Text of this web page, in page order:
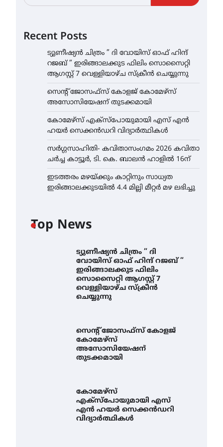
Recent Posts
ട്യുണീഷ്യൻ ചിത്രം ” ദി വോയിസ് ഓഫ് ഹിന്ദ്
റജബ് ” ഇരിങ്ങാലക്കുട ഫിലിം സൊസൈറ്റി
ആഗസ്റ്റ് 7 വെള്ളിയാഴ്ച സ്‌ക്രീൻ ചെയ്യുന്നു
സെന്റ് ജോസഫ്സ് കോളജ് കോമേഴ്‌സ്
അസോസിയേഷന് തുടക്കമായി
കോമേഴ്സ് എക്സ്പോയുമായി എസ് എൻ
ഹയർ സെക്കൻഡറി വിദ്യാർത്ഥികൾ
സർഗ്ഗസാഹിതി- കവിതാസംഗമം 2026 കവിതാ
ചർച്ച കാട്ടൂർ, ടി. കെ. ബാലൻ ഹാളിൽ 16ന്
ഇടത്തരം മഴയ്ക്കും കാറ്റിനും സാധ്യത
ഇരിങ്ങാലക്കുടയിൽ 4.4 മില്ലി മീറ്റർ മഴ ലഭിച്ചു
Top News
ട്യുണീഷ്യൻ ചിത്രം ” ദി
വോയിസ് ഓഫ് ഹിന്ദ് റജബ് ”
ഇരിങ്ങാലക്കുട ഫിലിം
സൊസൈറ്റി ആഗസ്റ്റ് 7
വെള്ളിയാഴ്ച സ്‌ക്രീൻ
ചെയ്യുന്നു
സെന്റ് ജോസഫ്സ് കോളജ്
കോമേഴ്‌സ്
അസോസിയേഷന്
തുടക്കമായി
കോമേഴ്സ്
എക്സ്പോയുമായി എസ്
എൻ ഹയർ സെക്കൻഡറി
വിദ്യാർത്ഥികൾ